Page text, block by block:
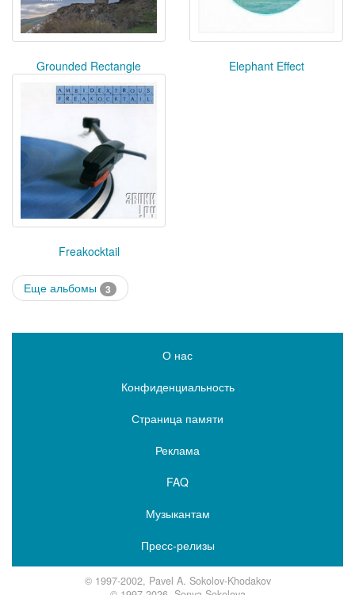
Grounded Rectangle Elephant Effect
Freakocktail
Еще альбомы 3
О нас
Конфиденциальность
Страница памяти
Реклама
FAQ
Музыкантам
Пресс-релизы
© 1997-2002, Pavel A. Sokolov-Khodakov